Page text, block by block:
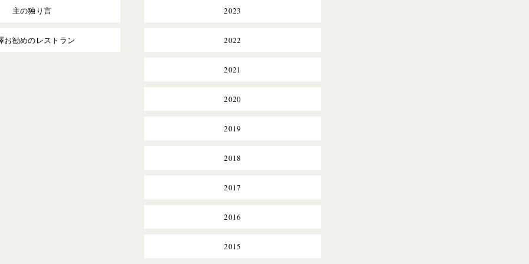
主の独り言
お勧めのレストラン
2023
2022
2021
2020
2019
2018
2017
2016
2015